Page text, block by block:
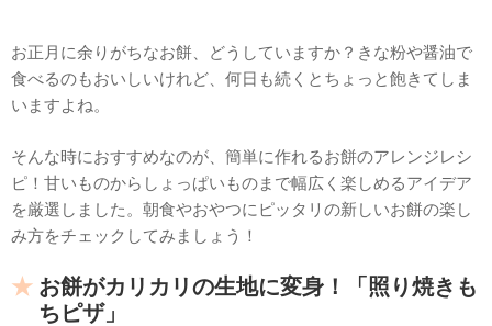
お正月に余りがちなお餅、どうしていますか？きな粉や醤油で
食べるのもおいしいけれど、何日も続くとちょっと飽きてしま
いますよね。
そんな時におすすめなのが、簡単に作れるお餅のアレンジレシ
ピ！甘いものからしょっぱいものまで幅広く楽しめるアイデア
を厳選しました。朝食やおやつにピッタリの新しいお餅の楽し
み方をチェックしてみましょう！
お餅がカリカリの生地に変身！「照り焼きも
ちピザ」